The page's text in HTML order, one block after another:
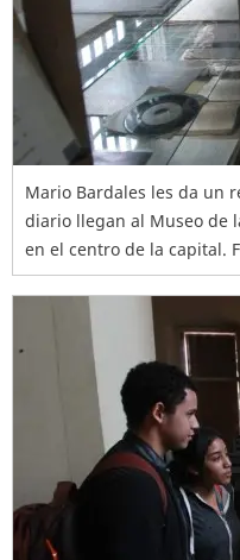
Mario Bardales les da un
diario llegan al Museo de
en el centro de la capital.